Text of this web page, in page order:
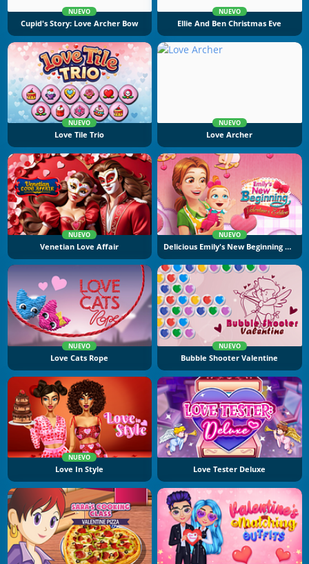
NUEVO
Cupid's Story: Love Archer Bow
NUEVO
Ellie And Ben Christmas Eve
NUEVO
Love Tile Trio
NUEVO
Love Archer
NUEVO
Venetian Love Affair
NUEVO
Delicious Emily's New Beginning Valentine's Edition
NUEVO
Love Cats Rope
NUEVO
Bubble Shooter Valentine
NUEVO
Love In Style Love Tester Deluxe